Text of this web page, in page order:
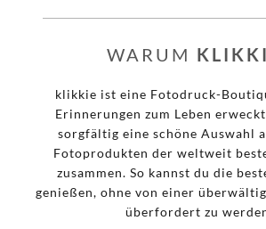
WARUM
klikkie ist eine Fotodruck-
Erinnerungen zum Leben
sorgfältig eine schöne Auswahl
Fotoprodukten der weltweit
zusammen. So kannst du die
genießen, ohne von einer
überfordert zu